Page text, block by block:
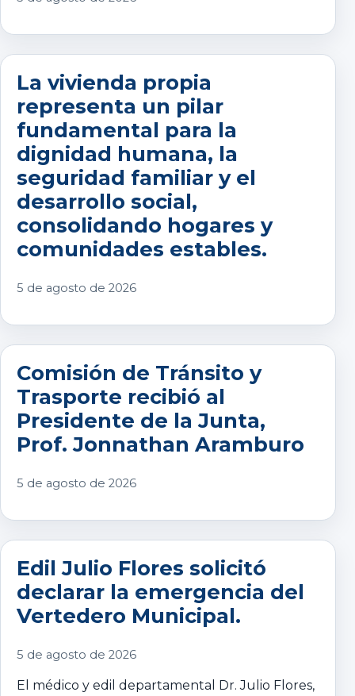
La vivienda propia
representa un pilar
fundamental para la
dignidad humana, la
seguridad familiar y el
desarrollo social,
consolidando hogares y
comunidades estables.
5 de agosto de 2026
Comisión de Tránsito y
Trasporte recibió al
Presidente de la Junta,
Prof. Jonnathan Aramburo
5 de agosto de 2026
Edil Julio Flores solicitó
declarar la emergencia del
Vertedero Municipal.
5 de agosto de 2026
El médico y edil departamental Dr. Julio Flores,